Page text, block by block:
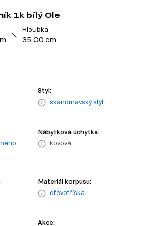
1k bílý Ole
Hloubka
35.00 cm
Styl:
skandinávský styl
Nábytková úchytka:
kovová
Materiál korpusu:
dřevotříska
Akce: